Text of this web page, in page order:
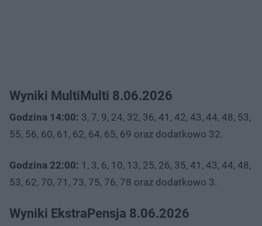
Wyniki MultiMulti 8.06.2026
Godzina 14:00: 3, 7, 9, 24, 32, 36, 41, 42, 43, 44, 48, 53,
55, 56, 60, 61, 62, 64, 65, 69 oraz dodatkowo 32.
Godzina 22:00: 1, 3, 6, 10, 13, 25, 26, 35, 41, 43, 44, 48,
53, 62, 70, 71, 73, 75, 76, 78 oraz dodatkowo 3.
Wyniki EkstraPensja 8.06.2026